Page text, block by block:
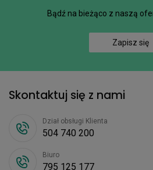
Bądź na bieżąco z naszą
Zapisz się
Skontaktuj się z nami
Dział obsługi Klienta
504 740 200
Biuro
795 125 177